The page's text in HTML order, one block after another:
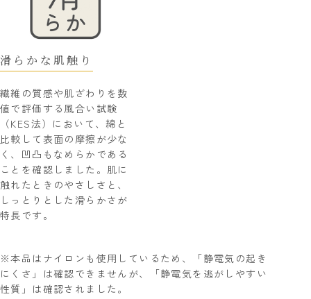
滑らかな肌触り
繊維の質感や肌ざわりを数
値で評価する風合い試験
（KES法）において、綿と
比較して表面の摩擦が少な
く、凹凸もなめらかである
ことを確認しました。肌に
触れたときのやさしさと、
しっとりとした滑らかさが
特長です。
※本品はナイロンも使用しているため、「静電気の起き
にくさ」は確認できませんが、「静電気を逃がしやすい
性質」は確認されました。